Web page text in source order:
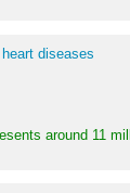
diseases
around 11